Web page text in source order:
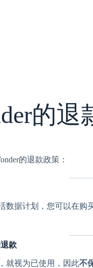
的退
的退款政策：
数据计划，您可以在购
款
就视为已使用，因此不